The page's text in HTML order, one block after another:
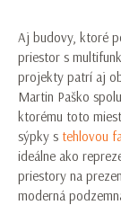
Aj budovy, ktoré
priestor s
projekty patrí aj
Martin Paško
ktorému toto
sýpky s tehlovou
ideálne ako
priestory na
moderná